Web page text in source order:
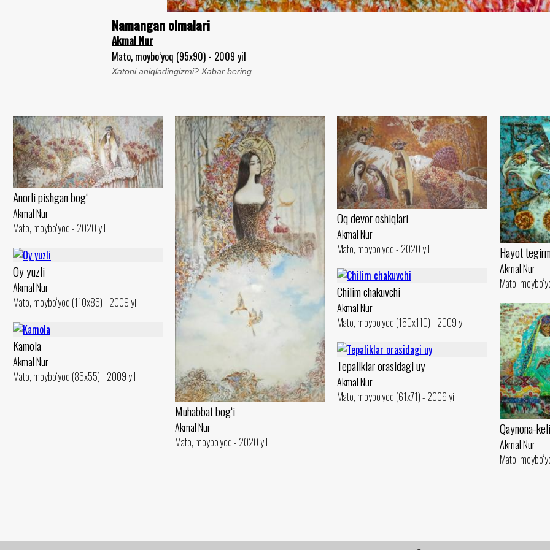
Namangan olmalari
Akmal Nur
Mato, moybo‘yoq (95x90) - 2009 yil
Xatoni aniqladingizmi? Xabar bering.
Anorli pishgan bog‘
Akmal Nur
Mato, moybo‘yoq - 2020 yil
Muhabbat bog‘i
Akmal Nur
Mato, moybo‘yoq - 2020 yil
Oq devor oshiqlari
Akmal Nur
Mato, moybo‘yoq - 2020 yil
Hayot
Akmal Nur
Mato,
Oy yuzli
Akmal Nur
Mato, moybo‘yoq (110x85) - 2009 yil
Сhilim chakuvchi
Akmal Nur
Mato, moybo‘yoq (150x110) - 2009 yil
Qaynona-
Akmal Nur
Mato,
Kamola
Akmal Nur
Mato, moybo‘yoq (85x55) - 2009 yil
Tepaliklar orasidagi uy
Akmal Nur
Mato, moybo‘yoq (61x71) - 2009 yil